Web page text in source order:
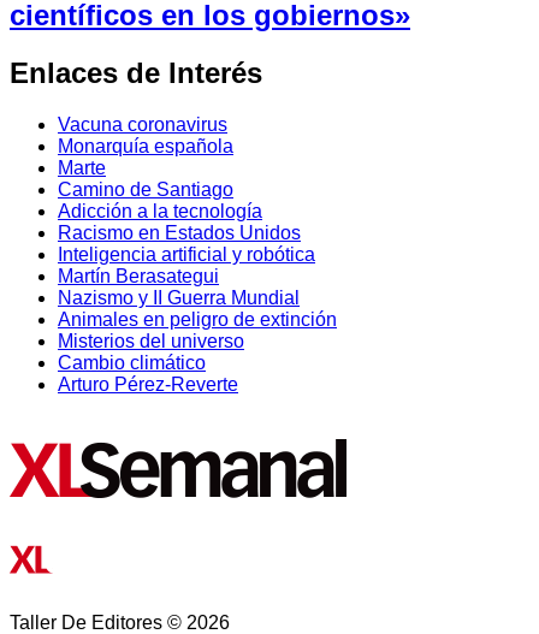
científicos en los gobiernos»
Enlaces de Interés
Vacuna coronavirus
Monarquía española
Marte
Camino de Santiago
Adicción a la tecnología
Racismo en Estados Unidos
Inteligencia artificial y robótica
Martín Berasategui
Nazismo y II Guerra Mundial
Animales en peligro de extinción
Misterios del universo
Cambio climático
Arturo Pérez-Reverte
Taller De Editores © 2026